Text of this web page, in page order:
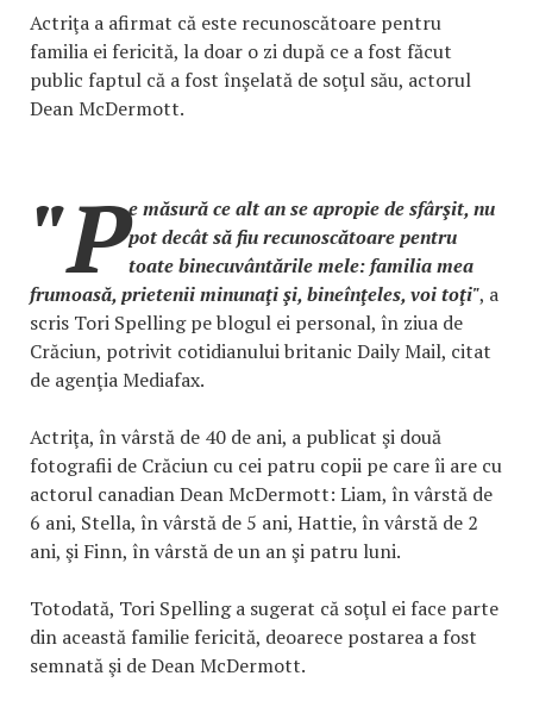
Actriţa a afirmat că este recunoscătoare pentru
familia ei fericită, la doar o zi după ce a fost făcut
public faptul că a fost înşelată de soţul său, actorul
Dean McDermott.
"Pe măsură ce alt an se apropie de sfârşit, nu
pot decât să fiu recunoscătoare pentru
toate binecuvântările mele: familia mea
frumoasă, prietenii minunaţi şi, bineînţeles, voi toţi", a
scris Tori Spelling pe blogul ei personal, în ziua de
Crăciun, potrivit cotidianului britanic Daily Mail, citat
de agenţia Mediafax.
Actriţa, în vârstă de 40 de ani, a publicat şi două
fotografii de Crăciun cu cei patru copii pe care îi are cu
actorul canadian Dean McDermott: Liam, în vârstă de
6 ani, Stella, în vârstă de 5 ani, Hattie, în vârstă de 2
ani, şi Finn, în vârstă de un an şi patru luni.
Totodată, Tori Spelling a sugerat că soţul ei face parte
din această familie fericită, deoarece postarea a fost
semnată şi de Dean McDermott.